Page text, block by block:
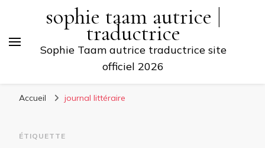
sophie taam autrice |
traductrice
Sophie Taam autrice traductrice site
officiel 2026
Accueil journal littéraire
ÉTIQUETTE